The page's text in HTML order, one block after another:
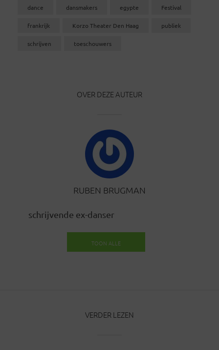
dance dansmakers egypte Festival
frankrijk Korzo Theater Den Haag publiek
schrijven toeschouwers
OVER DEZE AUTEUR
RUBEN BRUGMAN
schrijvende ex-danser
TOON ALLE
VERDER LEZEN